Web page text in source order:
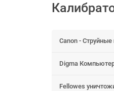
Canon -
Digma
Fellowes